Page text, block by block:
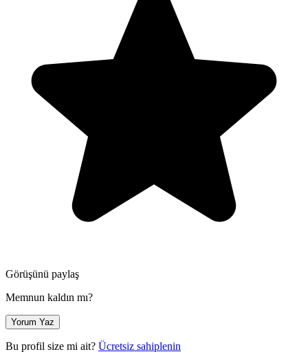
Görüşünü paylaş
Memnun kaldın mı?
Yorum Yaz
Bu profil size mi ait? Ücretsiz sahiplenin